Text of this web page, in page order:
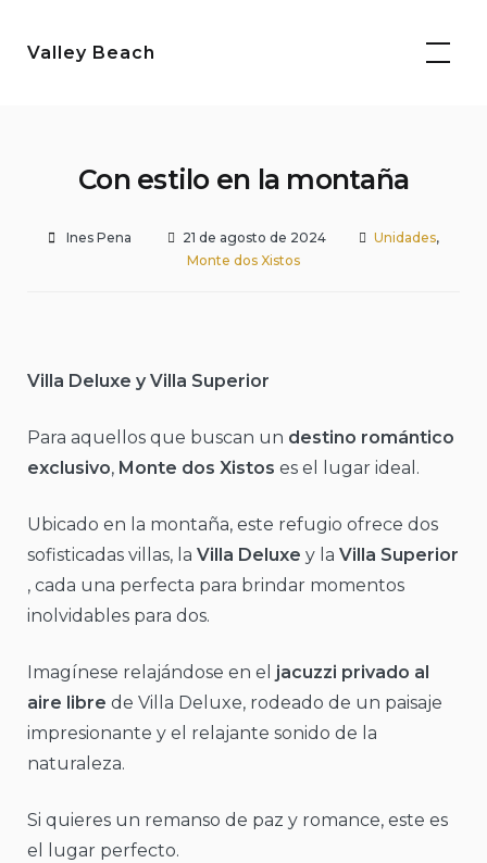
Valley Beach
Con estilo en la montaña
Ines Pena 21 de agosto de 2024 Unidades,
Monte dos Xistos
Villa Deluxe y Villa Superior
Para aquellos que buscan un destino romántico
exclusivo, Monte dos Xistos es el lugar ideal.
Ubicado en la montaña, este refugio ofrece dos
sofisticadas villas, la Villa Deluxe y la Villa Superior
, cada una perfecta para brindar momentos
inolvidables para dos.
Imagínese relajándose en el jacuzzi privado al
aire libre de Villa Deluxe, rodeado de un paisaje
impresionante y el relajante sonido de la
naturaleza.
Si quieres un remanso de paz y romance, este es
el lugar perfecto.